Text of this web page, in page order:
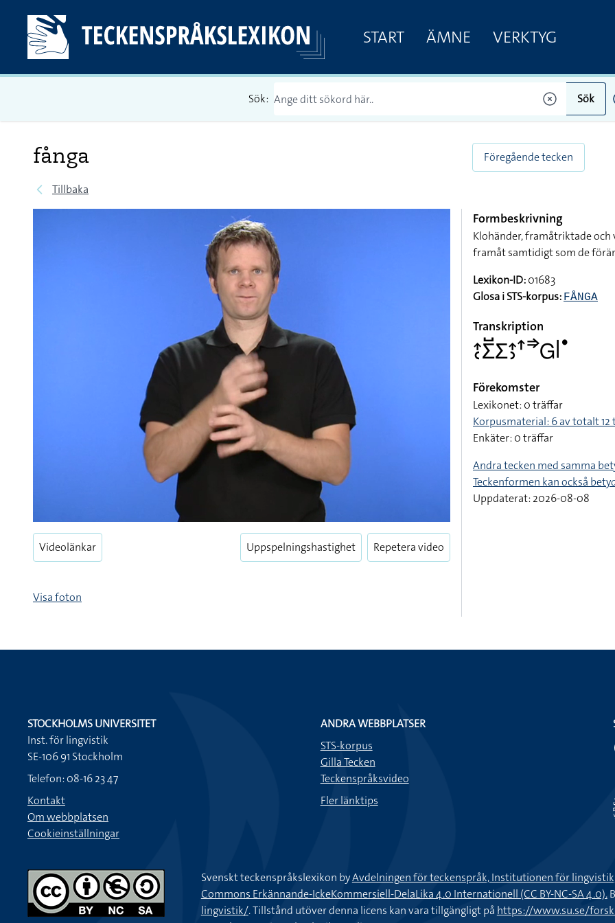
START ÄMNE VERKTYG
Sök: Sök
fånga
Tillbaka
Föregående tecken
Videolänkar Uppspelningshastighet Repetera video
Visa foton
Formbeskrivning
Klohänder, framåtriktade och
framåt samtidigt som de
Lexikon-ID:01683
Glosa i STS-korpus: FÅNGA
Transkription
􌤴􌥗􌤥􌤹􌤥􌤴􌤶􌦃􌦆􌤦􌥼􌤟
Förekomster
Lexikonet: 0 träffar
Korpusmaterial: 6 av totalt 12
Enkäter: 0 träffar
Andra tecken med samma
Teckenformen kan också
Uppdaterat: 2026-08-08
STOCKHOLMS UNIVERSITET
Inst. för lingvistik
SE-106 91 Stockholm
Telefon: 08-16 23 47
Kontakt
Om webbplatsen
Cookieinställningar
ANDRA WEBBPLATSER
STS-korpus
Gilla Tecken
Teckenspråksvideo
Fler länktips
Svenskt teckenspråkslexikon byAvdelningen för teckenspråk, Institutionen för
Commons Erkännande-IckeKommersiell-DelaLika 4.0 Internationell (CC BY-NC-SA 4.0).
lingvistik/. Tillstånd utöver denna licens kan vara tillgängligt på https://www.su.se/